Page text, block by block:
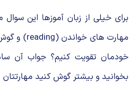
برای خیلی از زبان آموزها این
خودمان تقویت کنیم؟ جواب آن
بخوانید و بیشتر گوش کنید